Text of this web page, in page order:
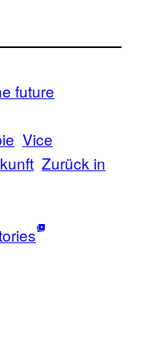
future
Vice
Zurück in